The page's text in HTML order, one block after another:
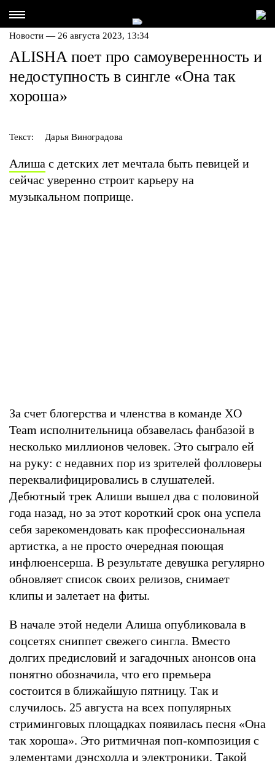
Новости — 26 августа 2023, 13:34
ALISHA поет про самоуверенность и
недоступность в сингле «Она так
хороша»
Текст: Дарья Виноградова
Алиша с детских лет мечтала быть певицей и
сейчас уверенно строит карьеру на
музыкальном поприще.
За счет блогерства и членства в команде XO
Team исполнительница обзавелась фанбазой в
несколько миллионов человек. Это сыграло ей
на руку: с недавних пор из зрителей фолловеры
переквалифицировались в слушателей.
Дебютный трек Алиши вышел два с половиной
года назад, но за этот короткий срок она успела
себя зарекомендовать как профессиональная
артистка, а не просто очередная поющая
инфлюенсерша. В результате девушка регулярно
обновляет список своих релизов, снимает
клипы и залетает на фиты.
В начале этой недели Алиша опубликовала в
соцсетях сниппет свежего сингла. Вместо
долгих предисловий и загадочных анонсов она
понятно обозначила, что его премьера
состоится в ближайшую пятницу. Так и
случилось. 25 августа на всех популярных
стриминговых площадках появилась песня «Она
так хороша». Это ритмичная поп-композиция с
элементами дэнсхолла и электроники. Такой